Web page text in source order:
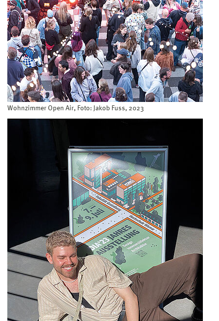
Wohnzimmer Open Air, Foto: Jakob Fuss, 2023